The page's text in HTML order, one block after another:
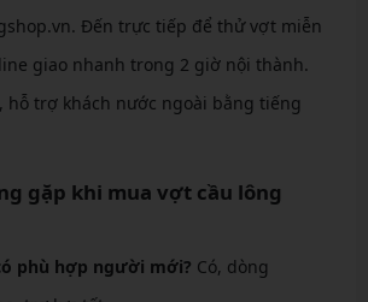
Đến trực tiếp để thử vợt miễn
giao nhanh trong 2 giờ nội thành.
hỗ trợ khách nước ngoài bằng tiếng
gặp khi mua vợt cầu lông
phù hợp người mới? Có, dòng